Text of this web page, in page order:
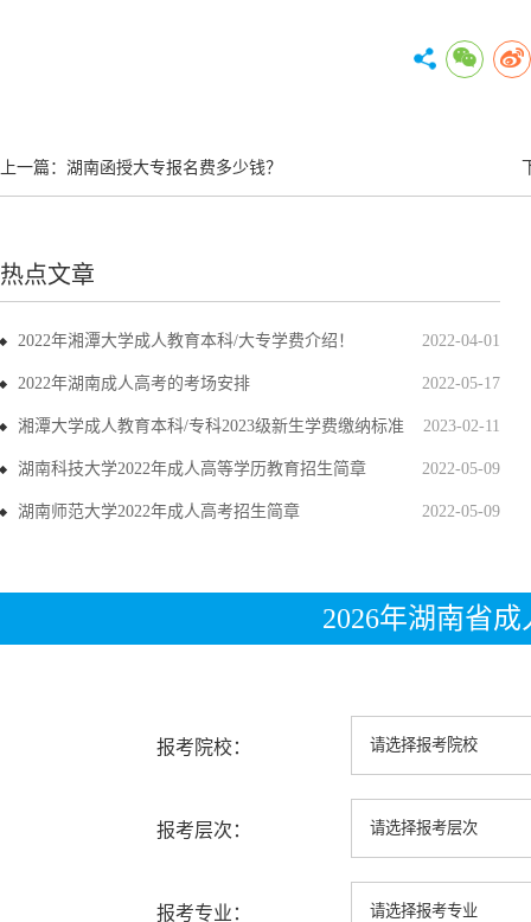
上一篇： 湖南函授大专报名费多少钱？
热点文章
2022-04-01
2022年湘潭大学成人教育本科/大专学费介绍！
2022-05-17
2022年湖南成人高考的考场安排
2023-02-11
湘潭大学成人教育本科/专科2023级新生学费缴纳标准
2022-05-09
湖南科技大学2022年成人高等学历教育招生简章
2022-05-09
湖南师范大学2022年成人高考招生简章
2026年湖南省
报考院校：
报考层次：
报考专业：